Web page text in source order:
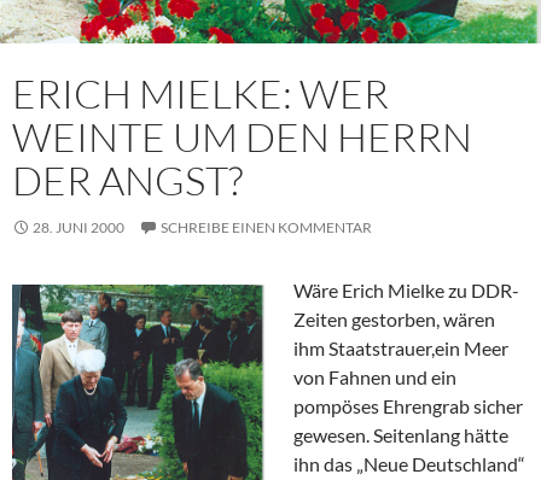
ERICH MIELKE: WER
WEINTE UM DEN HERRN
DER ANGST?
28. JUNI 2000 SCHREIBE EINEN KOMMENTAR
Wäre Erich Mielke zu DDR-
Zeiten gestorben, wären
ihm Staatstrauer,ein Meer
von Fahnen und ein
pompöses Ehrengrab sicher
gewesen. Seitenlang hätte
ihn das „Neue Deutschland“